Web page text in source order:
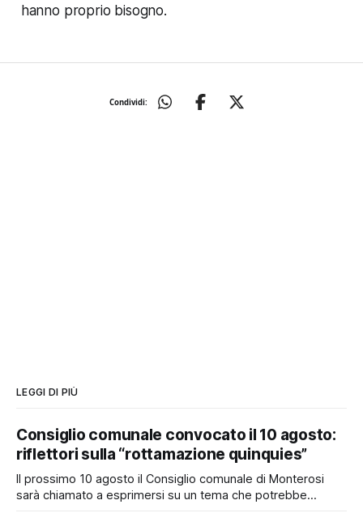
hanno proprio bisogno.
Condividi:
LEGGI DI PIÙ
Consiglio comunale convocato il 10 agosto:
riflettori sulla “rottamazione quinquies”
Il prossimo 10 agosto il Consiglio comunale di Monterosi
sarà chiamato a esprimersi su un tema che potrebbe